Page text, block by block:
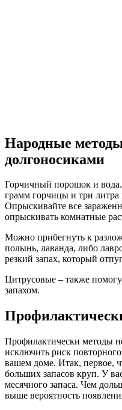
Народные
долгоносиками
Горчичный порошок и
грамм горчицы и три
Опрыскивайте все
опрыскивать комнатные
Можно прибегнуть к
полынь, лаванда, либо
резкий запах, который
Цитрусовые – также
запахом.
Профилактически методы
исключить риск
вашем доме. Итак, первое,
больших запасов круп. У
месячного запаса. Чем
выше вероятность